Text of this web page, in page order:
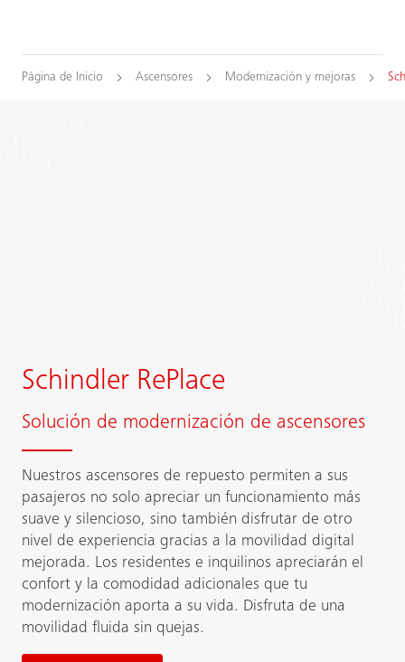
Página de Inicio Ascensores Modernización y mejoras
Schindler RePlace
Solución de modernización de ascensores
Nuestros ascensores de repuesto permiten a sus
pasajeros no solo apreciar un funcionamiento más
suave y silencioso, sino también disfrutar de otro
nivel de experiencia gracias a la movilidad digital
mejorada. Los residentes e inquilinos apreciarán el
confort y la comodidad adicionales que tu
modernización aporta a su vida. Disfruta de una
movilidad fluida sin quejas.